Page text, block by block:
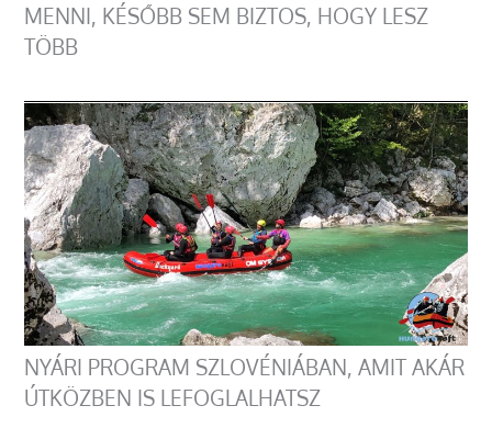
MENNI, KÉSŐBB SEM BIZTOS, HOGY LESZ
TÖBB
NYÁRI PROGRAM SZLOVÉNIÁBAN, AMIT AKÁR
ÚTKÖZBEN IS LEFOGLALHATSZ